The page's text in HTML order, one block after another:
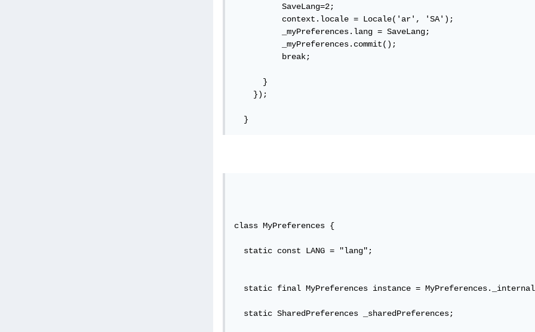
          SaveLang=2;
          context.locale = Locale('ar', 'SA');
          _myPreferences.lang = SaveLang;
          _myPreferences.commit();
          break;
      }
    });
  }
class MyPreferences {
  static const LANG = "lang";
static final MyPreferences instance =
  static SharedPreferences _sharedPreferences;